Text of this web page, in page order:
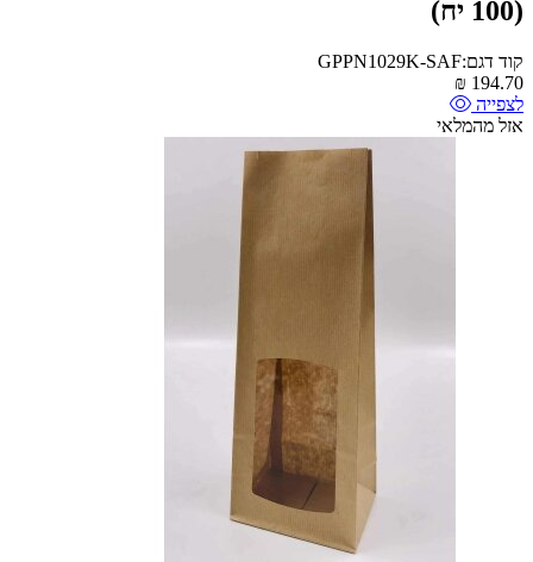
(100 יח)
קוד דגם:GPPN1029K-SAF
194.70
₪
לצפייה
אזל מהמלאי